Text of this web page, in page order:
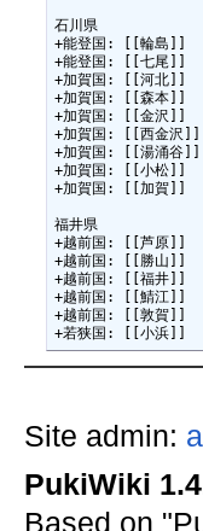
石川県
+能登国: [[輪島]]
+能登国: [[七尾]]
+加賀国: [[河北]]
+加賀国: [[森本]]
+加賀国: [[金沢]]
+加賀国: [[西金沢]]
+加賀国: [[湯涌谷]]
+加賀国: [[小松]]
+加賀国: [[加賀]]
福井県
+越前国: [[芦原]]
+越前国: [[勝山]]
+越前国: [[福井]]
+越前国: [[鯖江]]
+越前国: [[敦賀]]
Site admin:
PukiWiki
Based on